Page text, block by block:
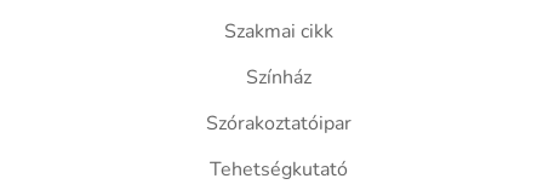
Szakmai cikk
Színház
Szórakoztatóipar
Tehetségkutató